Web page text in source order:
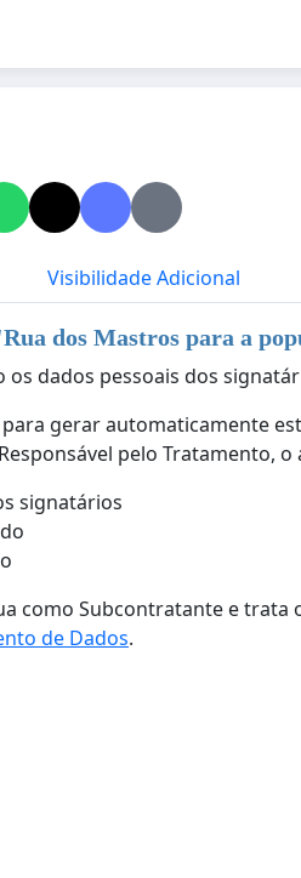
Visibilidade Adicional
Rua dos Mastros para a
os dados pessoais dos
gerar automaticamente
pelo Tratamento,
signatários
como Subcontratante e trata
de Dados.